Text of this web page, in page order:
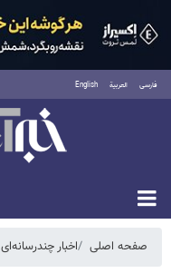
فارسی العربية English
جمعه ۱۶ مرداد ۱۴۰۵
صفحه اصلی اخبار چندرسانه‌ای